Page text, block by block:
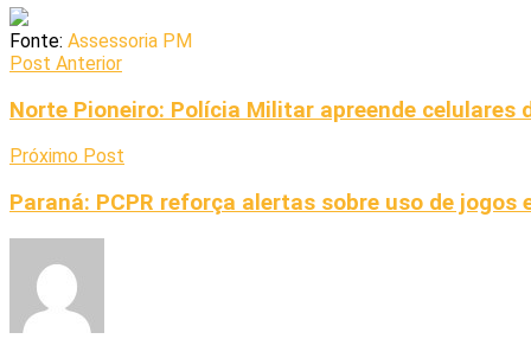
Fonte: Assessoria PM
Post Anterior
Norte Pioneiro: Polícia Militar apreende celulares
Próximo Post
Paraná: PCPR reforça alertas sobre uso de